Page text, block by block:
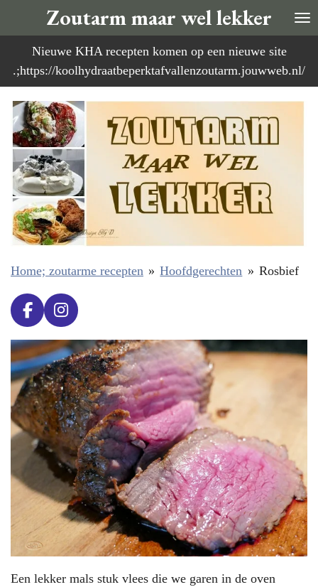
direct
naar
de
Zoutarm maar wel lekker
Nieuwe KHA recepten komen op een nieuwe site
.;https://koolhydraatbeperktafvallenzoutarm.jouwweb.nl/
Home; zoutarme recepten » Hoofdgerechten » Rosbief
F
a
c
e
b
o
o
k
I
n
s
t
a
g
r
a
m
Een lekker mals stuk vlees die we garen in de oven